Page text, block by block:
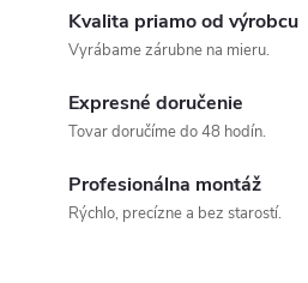
Kvalita priamo od výrobcu
Vyrábame zárubne na mieru.
Expresné doručenie
Tovar doručíme do 48 hodín.
Profesionálna montáž
Rýchlo, precízne a bez starostí.